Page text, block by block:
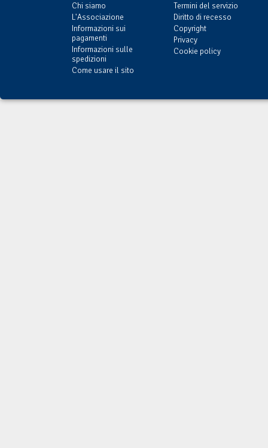
Chi siamo
L'Associazione
Informazioni sui
pagamenti
Informazioni sulle
spedizioni
Come usare il sito
Termini del servizio
Diritto di recesso
Copyright
Privacy
Cookie policy